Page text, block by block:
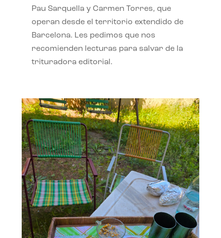
Pau Sarquella y Carmen Torres, que
operan desde el territorio extendido de
Barcelona. Les pedimos que nos
recomienden lecturas para salvar de la
trituradora editorial.